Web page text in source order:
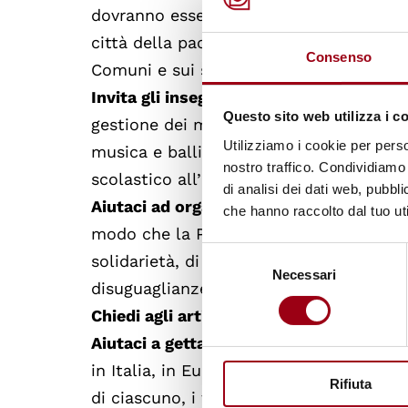
Consenso
Questo sito web utilizza i
Utilizziamo i cookie per
nostro traffico.
di analisi dei dati web,
che hanno raccolto dal tuo
consenso
Necessari
Rifiuta
dovranno essere almeno 300 Sindaci
città della pace. Insieme dobbiamo
Comuni e sui servizi alle persone e alle
Invita gli insegnanti, le scuole e gli
gestione dei momenti salienti della
musica e balli. La PerugiAssisi è
scolastico all’insegna
Aiutaci ad organizzare la
modo che la PerugiAssisi sia
solidarietà, di una umanità che non
disuguaglianze.
Chiedi agli artisti, cantanti, musicisti
Aiutaci a gettare le basi per una
in Italia, in Europa e nel mondo, le
di ciascuno, i tanti modi in cui si fa